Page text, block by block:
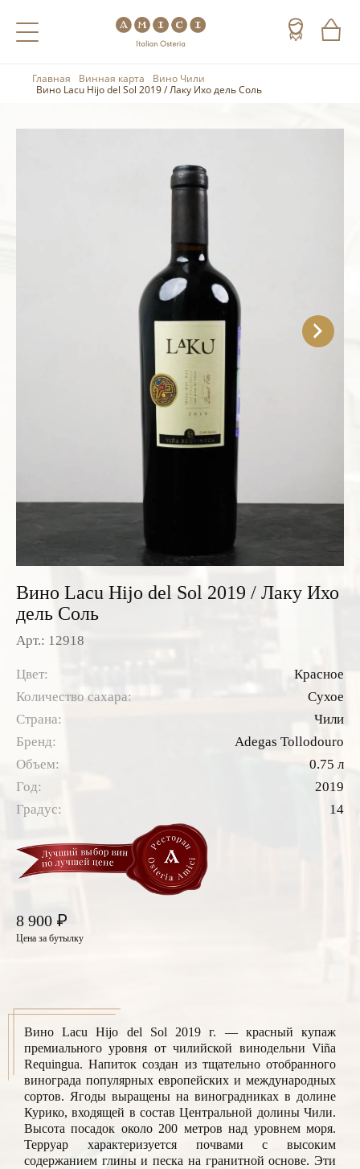
Назад
Холодные напитки
Назад
Вино
Игристое вино
Красные вина
Белые вина
Розовые вина
Итальянские вина
Французские вина
Назад
Виски
Кальвадос
Пиво
Главная Винная карта
Вино Чили
Вино Lacu Hijo del Sol 2019 / Лаку Ихо дель Соль
Вино Lacu Hijo del Sol 2019 / Лаку Ихо
дель Соль
Арт.: 12918
Цвет:
Красное
Количество сахара:
Сухое
Страна:
Чили
Бренд:
Adegas Tollodouro
Объем:
0.75 л
Год:
2019
Градус:
14
8 900 ₽
Цена за бутылку
Вино Lacu Hijo del Sol 2019 г. — красный купаж
премиального уровня от чилийской винодельни Viña
Requingua. Напиток создан из тщательно отобранного
винограда популярных европейских и международных
сортов. Ягоды выращены на виноградниках в долине
Курико, входящей в состав Центральной долины Чили.
Высота посадок около 200 метров над уровнем моря.
Терруар характеризуется почвами с высоким
содержанием глины и песка на гранитной основе. Эти